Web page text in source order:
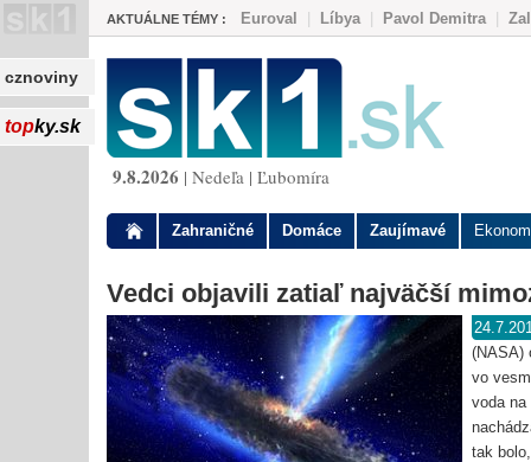
cznoviny
topky.sk
AKTUÁLNE TÉMY : Euroval Líbya| Pavol Demitra|
9.8.2026 | Nedeľa | Ľubomíra
Zahraničné Domáce Zaujímavé
Vedci objavili zatiaľ najväčší
(NASA)
vo
voda
tak